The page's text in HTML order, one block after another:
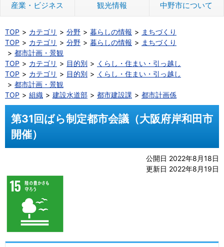
産業・ビジネス 観光情報 中野市について
TOP カテゴリ 分野 暮らしの情報
まちづくり
TOP
カテゴリ 分野 暮らしの情報
まちづくり
都市計画・景観
TOP
カテゴリ 目的別
くらし・住まい・引っ越し
TOP
カテゴリ 目的別
くらし・住まい・引っ越し
都市計画・景観
TOP
組織 建設水道部 都市建設課 都市計画係
第31回ばら制定都市会議（大阪府岸和田市
開催）
公開日 2022年8月18日
更新日 2022年8月19日